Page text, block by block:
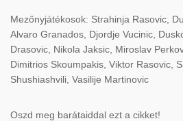
Mezőnyjátékosok: Strahinja Rasovic,
Alvaro Granados, Djordje Vucinic,
Drasovic, Nikola Jaksic, Miroslav
Dimitrios Skoumpakis, Viktor Rasovic,
Shushiashvili, Vasilije Martinovic
Oszd meg barátaiddal ezt a cikket!